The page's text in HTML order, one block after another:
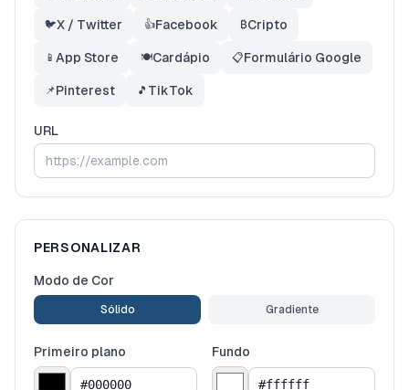
🐦X / Twitter 👍Facebook ₿Cripto
📱 App Store 🍽️Cardápio 📋Formulário Google
📌Pinterest 🎵 TikTok
URL
PERSONALIZAR
Modo de Cor
Sólido Gradiente
Primeiro plano Fundo